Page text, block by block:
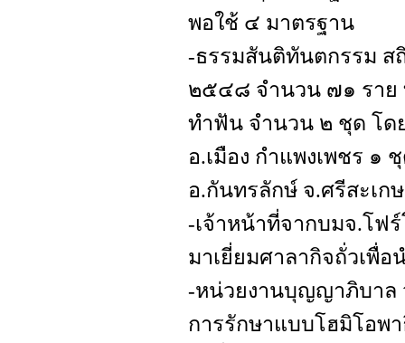
พอใช้ ๔ มาตรฐาน
-ธรรมสันติทันตกรรม ส
๒๕๔๘ จำนวน ๗๑ ราย
ทำฟัน จำนวน ๒ ชุด โด
อ.เมือง กำแพงเพชร ๑
อ.กันทรลักษ์ จ.ศรีสะเก
-เจ้าหน้าที่จากบมจ.โฟ
มาเยี่ยมศาลากิจถั่วเพื่
-หน่วยงานบุญญาภิบาล
การรักษาแบบโฮมิโอพา